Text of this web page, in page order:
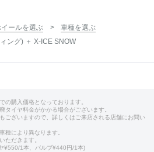
ールを選ぶ
車種を選ぶ
ング) ＋ X-ICE SNOW
の購入価格となっております。
タイヤ料金がかかる場合がございます。
ございますので、詳しくはご来店される店舗にお問い
種により異なります。
ただきます。
¥550/1本、バルブ¥440円/1本)